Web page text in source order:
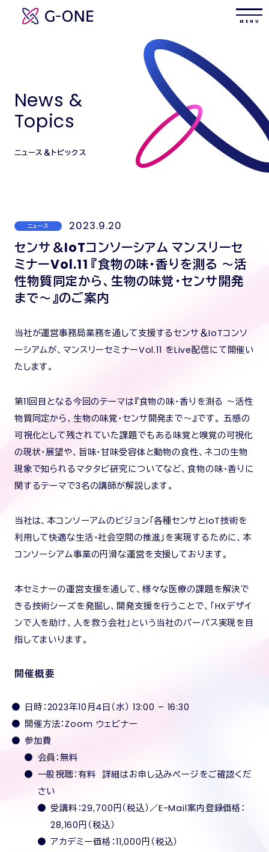
M E N U
News &
Topics
ニュース＆トピックス
ニュース 2023.9.20
センサ＆IoTコンソーシアム マンスリーセ
ミナーVol.11 『食物の味・香りを測る ～活
性物質同定から、生物の味覚・センサ開発
まで～』のご案内
当社が運営事務局業務を通して支援するセンサ＆IoTコンソ
ーシアムが、マンスリーセミナーVol.11 をLive配信にて開催い
たします。
第11回目となる今回のテーマは『食物の味・香りを測る ～活性
物質同定から、生物の味覚・センサ開発まで～』です。 五感の
可視化として残されていた課題でもある味覚と嗅覚の可視化
の現状・展望や、旨味・甘味受容体と動物の食性、ネコの生物
現象で知られるマタタビ研究についてなど、食物の味・香りに
関するテーマで3名の講師が解説します。
当社は、本コンソーアムのビジョン「各種センサとIoT技術を
利用して快適な生活・社会空間の推進」を実現するために、本
コンソーシアム事業の円滑な運営を支援しております。
本セミナーの運営支援を通して、様々な医療の課題を解決で
きる技術シーズを発掘し、開発支援を行うことで、「HXデザイ
ンで人を助け、人を救う会社」という当社のパーパス実現を目
指してまいります。
開催概要
日時：2023年10月4日（水） 13:00 – 16:30
開催方法：Zoom ウェビナー
参加費
会員：無料
一般視聴：有料 詳細はお申し込みページをご確認くだ
さい
受講料：29,700円（税込）／E-Mail案内登録価格：
28,160円（税込）
アカデミー価格：11,000円（税込）